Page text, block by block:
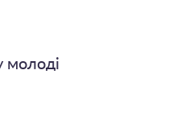
молоді